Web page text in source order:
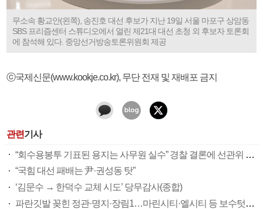
무소속 황교안(왼쪽), 송진호 대선 후보가 지난 19일 서울 마포구 상암동
SBS 프리즘센터 스튜디오에서 열린 제21대 대선 초청 외 후보자 토론회
에 참석해 있다. 중앙선거방송토론위원회 제공
ⓒ국제신문(www.kookje.co.kr), 무단 전재 및 재배포 금지
관련기사
“회수용봉투 기표된 용지는 사무원 실수” 경찰 결론에 선관위 부실 투표관리 도마(종합)
“국힘 대선 패배는 尹·권성동 탓”
‘김문수 → 한덕수 교체 시도’ 당무감사(종합)
파란깃발 꽂힌 정관·명지·장림1…마린시티·엘시티 등 보수텃밭도 미세변화 감지